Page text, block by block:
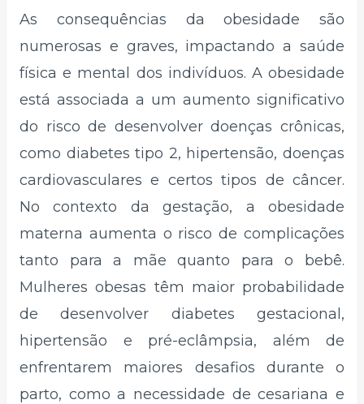
As consequências da obesidade são
numerosas e graves, impactando a saúde
física e mental dos indivíduos. A obesidade
está associada a um aumento significativo
do risco de desenvolver doenças crônicas,
como diabetes tipo 2, hipertensão, doenças
cardiovasculares e certos tipos de câncer.
No contexto da gestação, a obesidade
materna aumenta o risco de complicações
tanto para a mãe quanto para o bebê.
Mulheres obesas têm maior probabilidade
de desenvolver diabetes gestacional,
hipertensão e pré-eclâmpsia, além de
enfrentarem maiores desafios durante o
parto, como a necessidade de cesariana e